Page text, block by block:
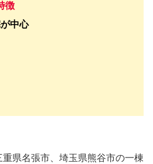
徴
中心
県名張市、埼玉県熊谷市の一棟